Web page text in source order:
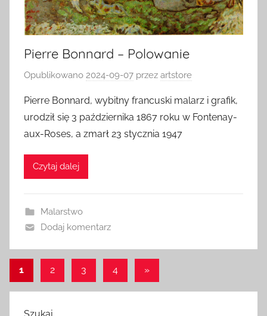
Pierre Bonnard – Polowanie
Opublikowano 2024-09-07 przez artstore
Pierre Bonnard, wybitny francuski malarz i grafik,
urodził się 3 października 1867 roku w Fontenay-
aux-Roses, a zmarł 23 stycznia 1947
Czytaj dalej
Malarstwo
Dodaj komentarz
Stronicowanie
wpisów
1 2 3 4
Następne
»